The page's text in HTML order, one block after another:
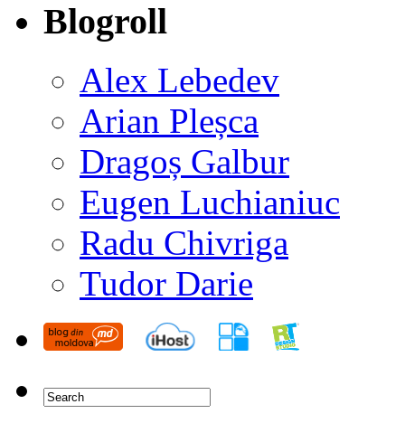
Blogroll
Alex Lebedev
Arian Pleșca
Dragoș Galbur
Eugen Luchianiuc
Radu Chivriga
Tudor Darie